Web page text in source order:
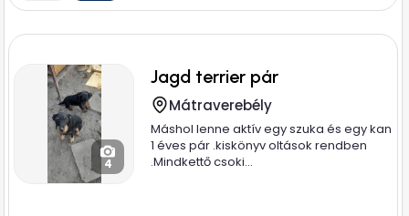
4
Jagd terrier pár
Mátraverebély
Máshol lenne aktív egy szuka és egy kan
1 éves pár .kiskönyv oltások rendben
.Mindkettő csoki...